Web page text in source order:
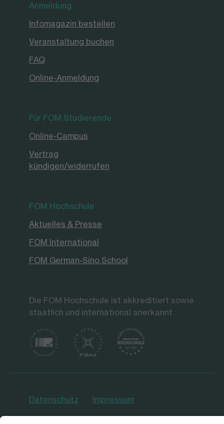
Anmeldung
Infomagazin bestellen
Veranstaltung buchen
FAQ
Online-Anmeldung
Für FOM Studierende
Online-Campus
Vertrag
kündigen/widerrufen
FOM Hochschule
Aktuelles & Presse
FOM International
FOM German-Sino School
Die FOM Hochschule ist akkreditiert sowie
staatlich und international anerkannt
Datenschutz Impressum